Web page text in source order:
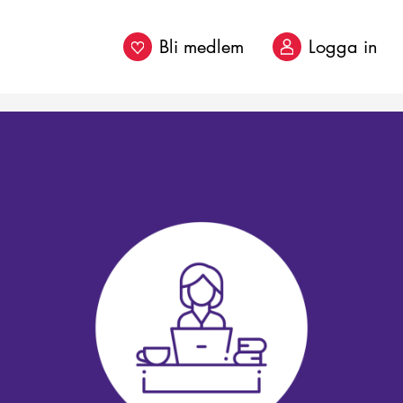
Bli medlem Logga in